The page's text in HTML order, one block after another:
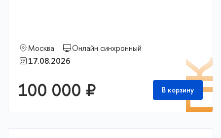
Москва
Онлайн синхронный
17.08.2026
100 000 ₽ В корзину